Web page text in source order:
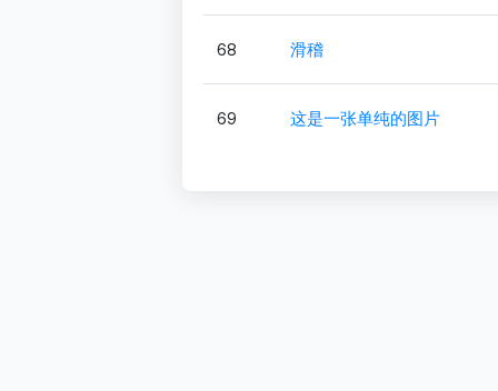
68 滑稽
69 这是一张单纯的图片